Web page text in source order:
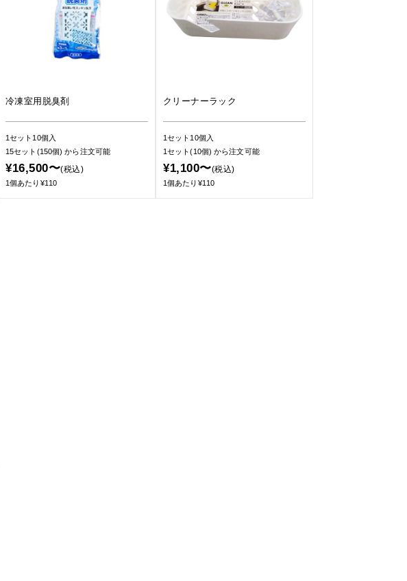
冷凍室用脱臭剤
1セット10個入
15セット(150個)から注文可能
¥16,500〜(税込)
1個あたり¥110
クリーナーラック
1セット10個入
1セット(10個)から注文可能
¥1,100〜(税込)
1個あたり¥110